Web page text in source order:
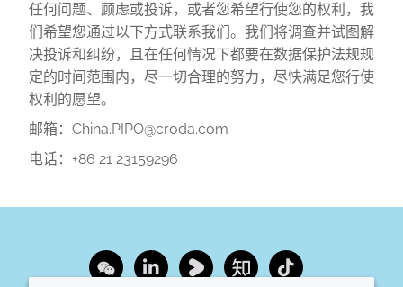
任何问题、顾虑或投诉，或者您希望行使您的权利，我
们希望您通过以下方式联系我们。我们将调查并试图解
决投诉和纠纷，且在任何情况下都要在数据保护法规规
定的时间范围内，尽一切合理的努力，尽快满足您行使
权利的愿望。
邮箱：China.PIPO@croda.com
电话：+86 21 23159296
WechatLinkedInYoukuZhihu Tiktok